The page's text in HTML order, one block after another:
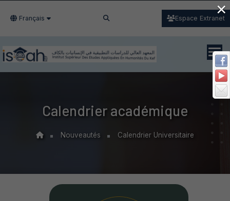
Français Espace Extranet
Calendrier académique
Nouveautés Calendrier Universitaire
×